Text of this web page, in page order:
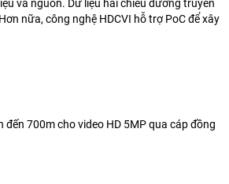
và nguồn. Dữ liệu hai chiều đường truyền
nữa, công nghệ HDCVI hỗ trợ PoC để xây
700m cho video HD 5MP qua cáp đồng